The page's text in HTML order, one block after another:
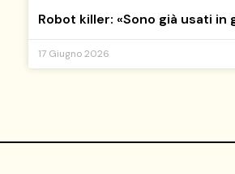
Robot killer: «Sono già usati in
17 Giugno 2026